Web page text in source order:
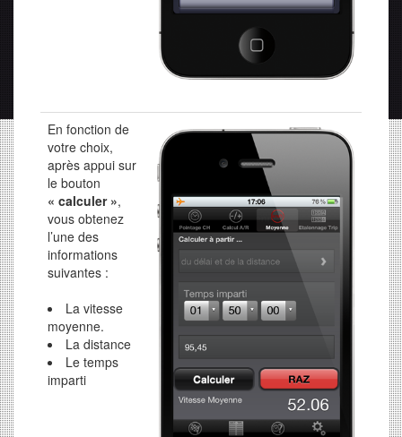
En fonction de
votre choix,
après appui sur
le bouton
« calculer »,
vous obtenez
l’une des
informations
suivantes :
La vitesse
moyenne.
La distance
Le temps
imparti